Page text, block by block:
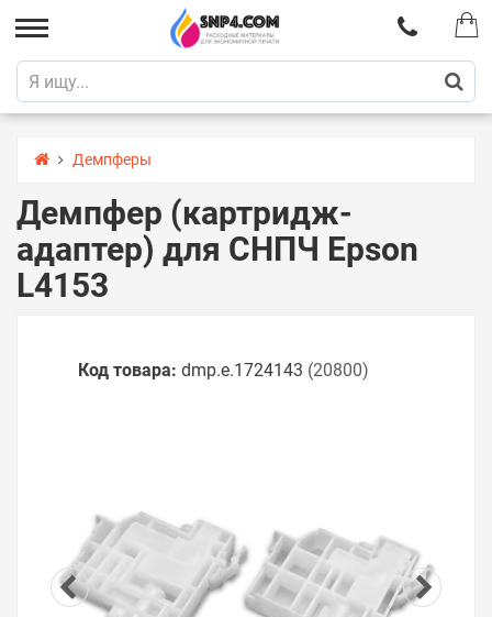
Демпферы
Демпфер (картридж-
адаптер) для СНПЧ Epson
L4153
Код товара: dmp.e.1724143 (20800)